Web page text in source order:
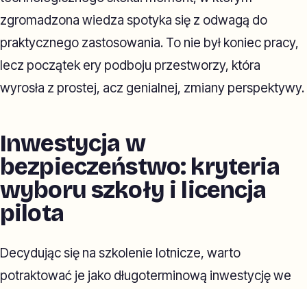
zgromadzona wiedza spotyka się z odwagą do
praktycznego zastosowania. To nie był koniec pracy,
lecz początek ery podboju przestworzy, która
wyrosła z prostej, acz genialnej, zmiany perspektywy.
Inwestycja w
bezpieczeństwo: kryteria
wyboru szkoły i licencja
pilota
Decydując się na szkolenie lotnicze, warto
potraktować je jako długoterminową inwestycję we